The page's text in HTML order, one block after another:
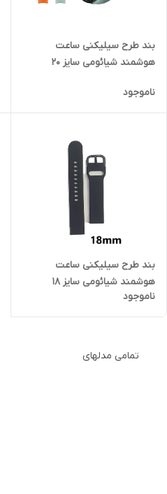
بند طرح سیلیکنی ساعت
هوشمند شیائومی سایز 20
ناموجود
بند طرح سیلیکنی ساعت
هوشمند شیائومی سایز 18
ناموجود
تمامی مدلهای